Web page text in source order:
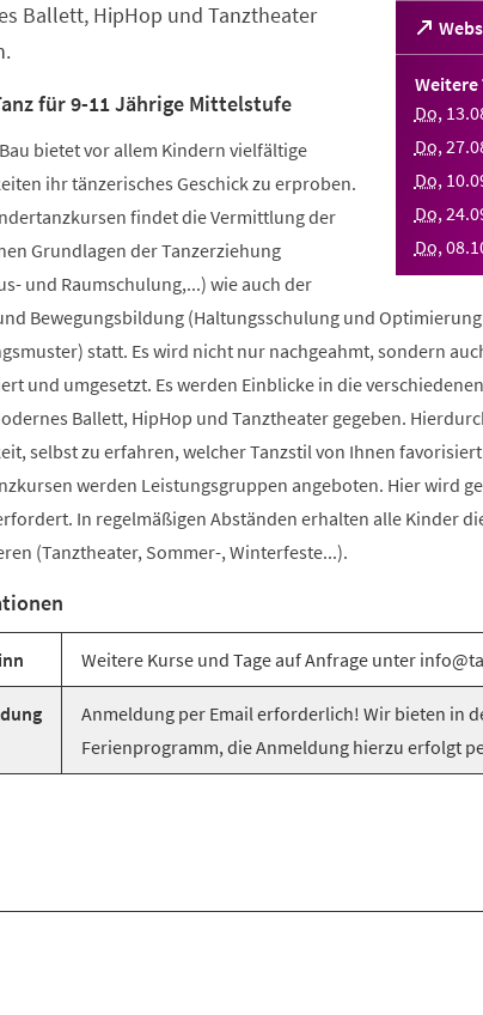
(Öffnet
in
einem
Tab)
Weitere
Do, 13.
Do,27.
Do, 10.
Do,24.
Do,08.
Ballett, HipHop und Tanztheater
für 9-11 Jährige Mittelstufe
bietet vor allem Kindern vielfältige
ihr tänzerisches Geschick zu erproben.
findet die Vermittlung der
Grundlagen der Tanzerziehung
und Raumschulung,...) wie auch der
Bewegungsbildung (Haltungsschulung und
statt. Es wird nicht nur nachgeahmt, sondern
und umgesetzt. Es werden Einblicke in die
Ballett, HipHop und Tanztheater gegeben.
selbst zu erfahren, welcher Tanzstil von Ihnen
werden Leistungsgruppen angeboten. Hier wird
In regelmäßigen Abständen erhalten alle Kinder
(Tanztheater, Sommer-, Winterfeste...).
Weitere Kurse und Tage auf Anfrage unter
Anmeldung per Email erforderlich! Wir bieten in
Ferienprogramm, die Anmeldung hierzu erfolgt